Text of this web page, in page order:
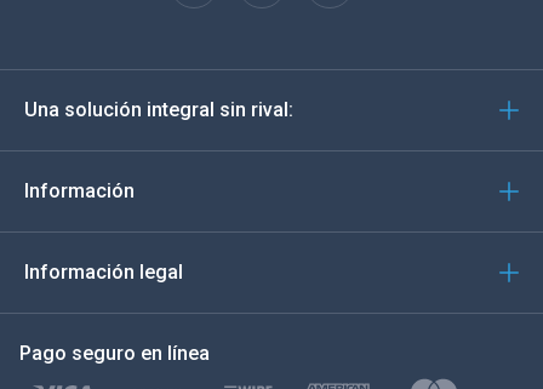
English
Deutsch
Italiano
Türkçe
Una solución integral sin rival:
Información
Información legal
Pago seguro en línea